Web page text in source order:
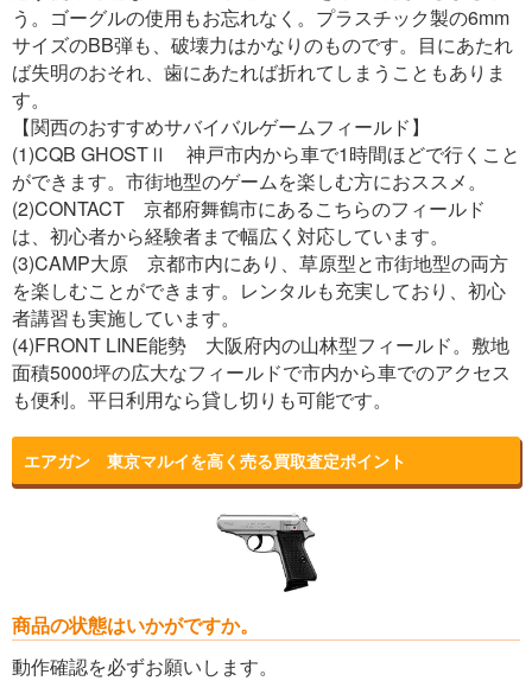
う。ゴーグルの使用もお忘れなく。プラスチック製の6mm
サイズのBB弾も、破壊力はかなりのものです。目にあたれ
ば失明のおそれ、歯にあたれば折れてしまうこともありま
す。
【関西のおすすめサバイバルゲームフィールド】
(1)CQB GHOSTⅡ 神戸市内から車で1時間ほどで行くこと
ができます。市街地型のゲームを楽しむ方におススメ。
(2)CONTACT 京都府舞鶴市にあるこちらのフィールド
は、初心者から経験者まで幅広く対応しています。
(3)CAMP大原 京都市内にあり、草原型と市街地型の両方
を楽しむことができます。レンタルも充実しており、初心
者講習も実施しています。
(4)FRONT LINE能勢 大阪府内の山林型フィールド。敷地
面積5000坪の広大なフィールドで市内から車でのアクセス
も便利。平日利用なら貸し切りも可能です。
エアガン 東京マルイを高く売る買取査定ポイント
商品の状態はいかがですか。
動作確認を必ずお願いします。